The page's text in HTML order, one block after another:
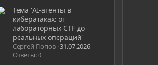
Тема 'AI-агенты в
кибератаках: от
лабораторных CTF до
реальных операций'
Сергей Попов 31.07.2026
Ответы: 0